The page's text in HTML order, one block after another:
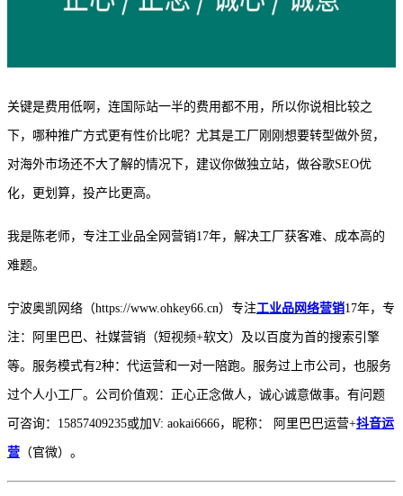
关键是费用低啊，连国际站一半的费用都不用，所以你说相比较之
下，哪种推广方式更有性价比呢？尤其是工厂刚刚想要转型做外贸，
对海外市场还不大了解的情况下，建议你做独立站，做谷歌SEO优
化，更划算，投产比更高。
我是陈老师，专注工业品全网营销17年，解决工厂获客难、成本高的
难题。
宁波奥凯网络（https://www.ohkey66.cn）专注工业品网络营销17年，专
注：阿里巴巴、社媒营销（短视频+软文）及以百度为首的搜索引擎
等。服务模式有2种：代运营和一对一陪跑。服务过上市公司，也服务
过个人小工厂。公司价值观：正心正念做人，诚心诚意做事。有问题
可咨询：15857409235或加V: aokai6666，昵称： 阿里巴巴运营+抖音运
营 （官微）。